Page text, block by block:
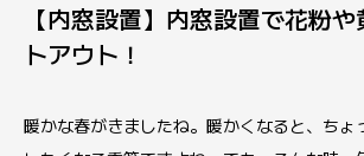
【内窓設置】内窓設置で花粉
トアウト！
暖かな春がきましたね。暖かくなると、ちょ